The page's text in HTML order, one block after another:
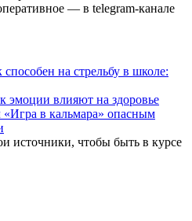
— в telegram-канале
на стрельбу в школе:
эмоции влияют на здоровье
«Игра в кальмара» опасным
источники, чтобы быть в курсе